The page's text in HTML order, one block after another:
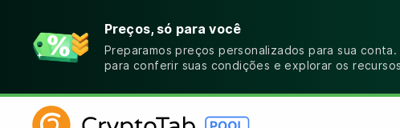
Preços, só para você
Preparamos preços personalizados para sua
para conferir suas condições e explorar os